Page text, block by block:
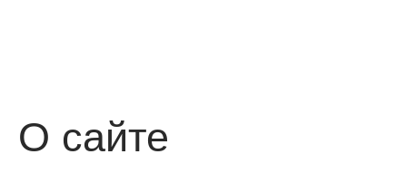
О сайте